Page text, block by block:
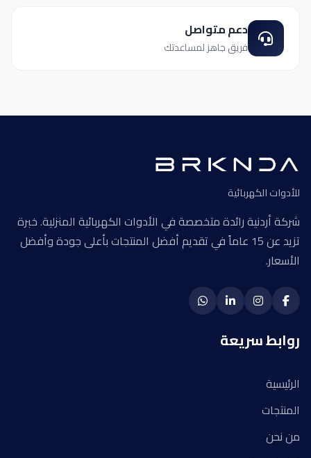
دعم متواصل
فريق جاهز لمساعدتك
للأدوات الكهربائية
شركة أردنية رائدة متخصصة في الأدوات الكهربائية المنزلية. خبرة
تزيد عن 15 عاماً في تقديم أفضل المنتجات بأعلى جودة وأفضل
الأسعار.
روابط سريعة
الرئيسية
المنتجات
من نحن